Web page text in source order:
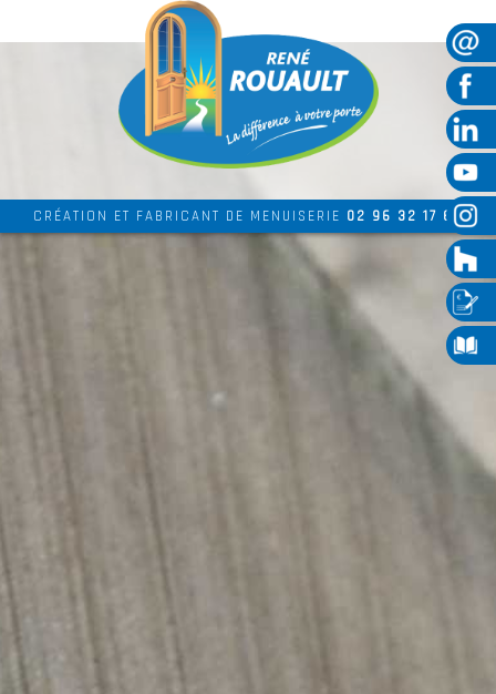
CRÉATION ET FABRICANT DE MENUISERIE 02 96 32 17 69